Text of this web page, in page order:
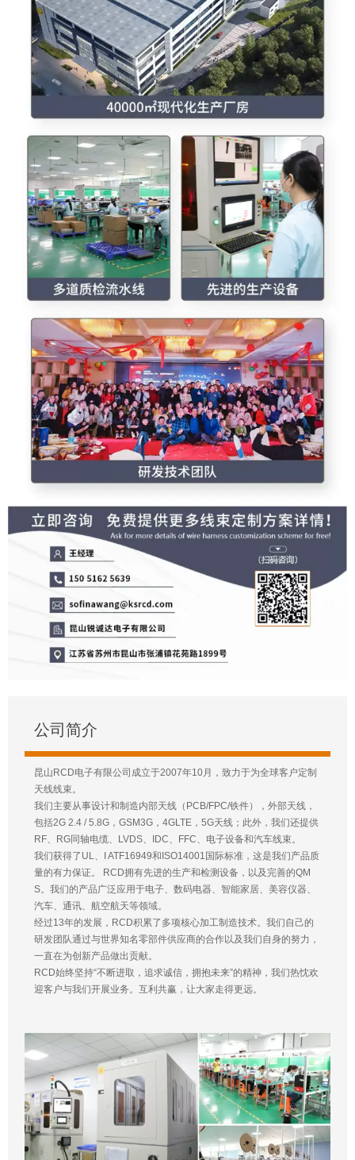
公司简介
昆山RCD电子有限公司成立于2007年10月，致力于为全球客户定制
天线线束。
我们主要从事设计和制造内部天线（PCB/FPC/铁件），外部天线，
包括2G 2.4 / 5.8G，GSM3G，4GLTE，5G天线；此外，我们还提供
RF、RG同轴电缆、LVDS、IDC、FFC、电子设备和汽车线束。
我们获得了UL、I ATF16949和ISO14001国际标准，这是我们产品质
量的有力保证。 RCD拥有先进的生产和检测设备，以及完善的QM
S。我们的产品广泛应用于电子、数码电器、智能家居、美容仪器、
汽车、通讯、航空航天等领域。
经过13年的发展，RCD积累了多项核心加工制造技术。我们自己的
研发团队通过与世界知名零部件供应商的合作以及我们自身的努力，
一直在为创新产品做出贡献。
RCD始终坚持“不断进取，追求诚信，拥抱未来”的精神，我们热忱欢
迎客户与我们开展业务。互利共赢，让大家走得更远。